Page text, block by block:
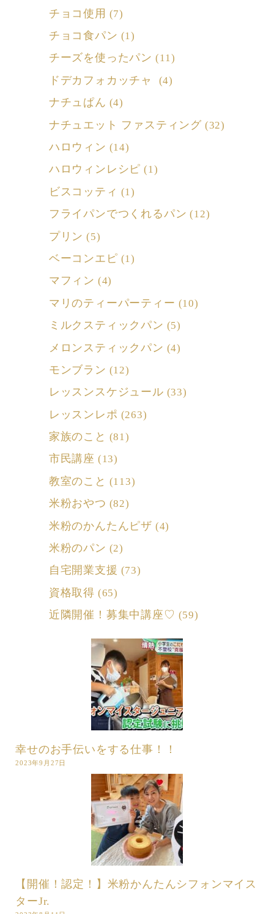
チョコ使用 (7)
チョコ食パン (1)
チーズを使ったパン (11)
ドデカフォカッチャ (4)
ナチュぱん (4)
ナチュエット ファスティング (32)
ハロウィン (14)
ハロウィンレシピ (1)
ビスコッティ (1)
フライパンでつくれるパン (12)
プリン (5)
ベーコンエピ (1)
マフィン (4)
マリのティーパーティー (10)
ミルクスティックパン (5)
メロンスティックパン (4)
モンブラン (12)
レッスンスケジュール (33)
レッスンレポ (263)
家族のこと (81)
市民講座 (13)
教室のこと (113)
米粉おやつ (82)
米粉のかんたんピザ (4)
米粉のパン (2)
自宅開業支援 (73)
資格取得 (65)
近隣開催！募集中講座♡ (59)
幸せのお手伝いをする仕事！！
2023年9月27日
【開催！認定！】米粉かんたんシフォンマイス
ターJr.